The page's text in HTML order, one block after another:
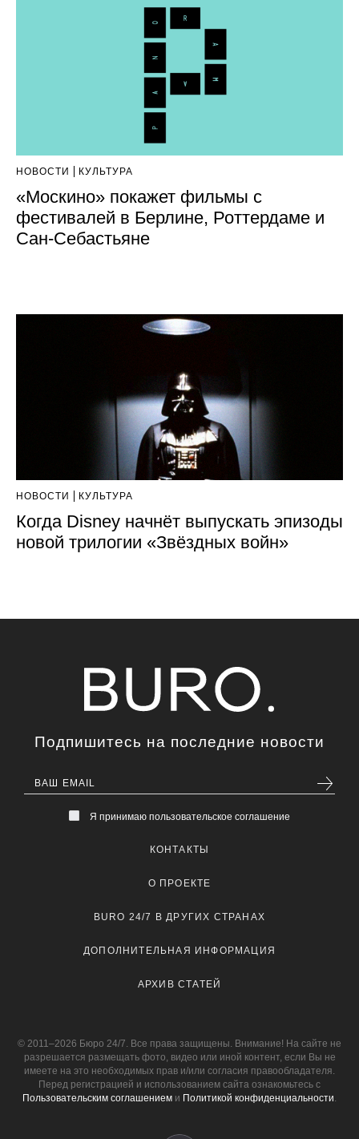
НОВОСТИ КУЛЬТУРА
«Москино» покажет фильмы с
фестивалей в Берлине, Роттердаме и
Сан-Себастьяне
НОВОСТИ КУЛЬТУРА
Когда Disney начнёт выпускать эпизоды
новой трилогии «Звёздных войн»
Подпишитесь на последние новости
Я принимаю пользовательское соглашение
КОНТАКТЫ
О ПРОЕКТЕ
BURO 24/7 В ДРУГИХ СТРАНАХ
ДОПОЛНИТЕЛЬНАЯ ИНФОРМАЦИЯ
АРХИВ СТАТЕЙ
© 2011–2026 Бюро 24/7. Все права защищены. Внимание! На сайте не
разрешается размещать фото, видео или иной контент, если Вы не
имеете на это необходимых прав и/или согласия правообладателя.
Перед регистрацией и использованием сайта ознакомьтесь с
Пользовательским соглашением и Политикой конфиденциальности.